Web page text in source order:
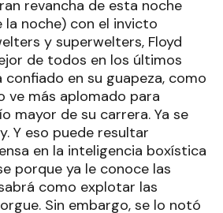
revancha de esta noche
la noche) con el invicto
y superwelters, Floyd
de todos en los últimos
confiado en su guapeza, como
ve más aplomado para
mayor de su carrera. Ya se
Y eso puede resultar
en la inteligencia boxística
porque ya le conoce las
como explotar las
Sin embargo, se lo notó